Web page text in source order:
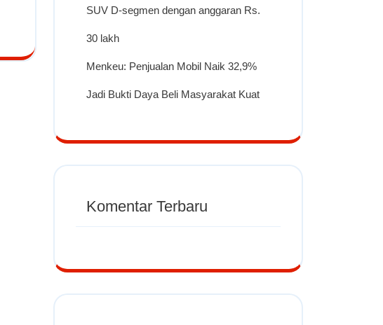
SUV D-segmen dengan anggaran Rs.
30 lakh
Menkeu: Penjualan Mobil Naik 32,9%
Jadi Bukti Daya Beli Masyarakat Kuat
Komentar Terbaru